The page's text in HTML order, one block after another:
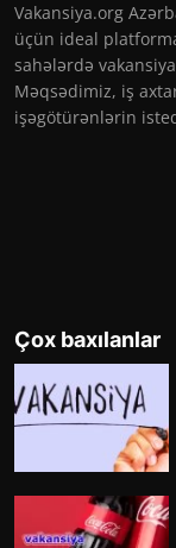
Vakansiya.org
üçün ideal
sahələrdə
Məqsədimiz, iş
işəgötürənlərin
Çox baxılanlar